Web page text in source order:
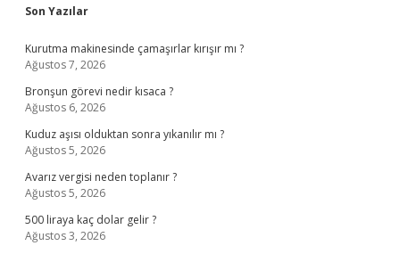
Sidebar
Son Yazılar
Kurutma makinesinde çamaşırlar kırışır mı ?
Ağustos 7, 2026
Bronşun görevi nedir kısaca ?
Ağustos 6, 2026
Kuduz aşısı olduktan sonra yıkanılır mı ?
Ağustos 5, 2026
Avarız vergisi neden toplanır ?
Ağustos 5, 2026
500 liraya kaç dolar gelir ?
Ağustos 3, 2026